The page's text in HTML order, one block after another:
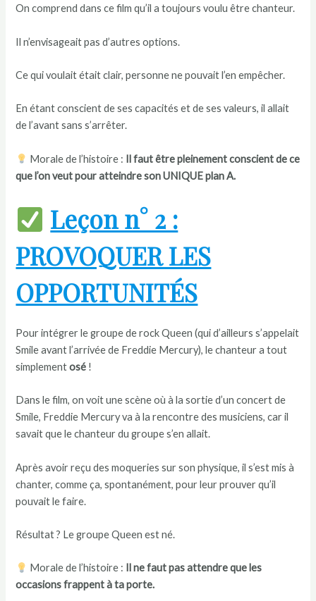
On comprend dans ce film qu’il a toujours voulu être chanteur.
Il n’envisageait pas d’autres options.
Ce qui voulait était clair, personne ne pouvait l’en empêcher.
En étant conscient de ses capacités et de ses valeurs, il allait
de l’avant sans s’arrêter.
Morale de l’histoire : Il faut être pleinement conscient de ce
que l’on veut pour atteindre son UNIQUE plan A.
Leçon n° 2 :
PROVOQUER LES
OPPORTUNITÉS
Pour intégrer le groupe de rock Queen (qui d’ailleurs s’appelait
Smile avant l’arrivée de Freddie Mercury), le chanteur a tout
simplementosé !
Dans le film, on voit une scène où à la sortie d’un concert de
Smile, Freddie Mercury va à la rencontre des musiciens, car il
savait que le chanteur du groupe s’en allait.
Après avoir reçu des moqueries sur son physique, il s’est mis à
chanter, comme ça, spontanément, pour leur prouver qu’il
pouvait le faire.
Résultat ? Le groupe Queen est né.
Morale de l’histoire : Il ne faut pas attendre que les
occasions frappent à ta porte.